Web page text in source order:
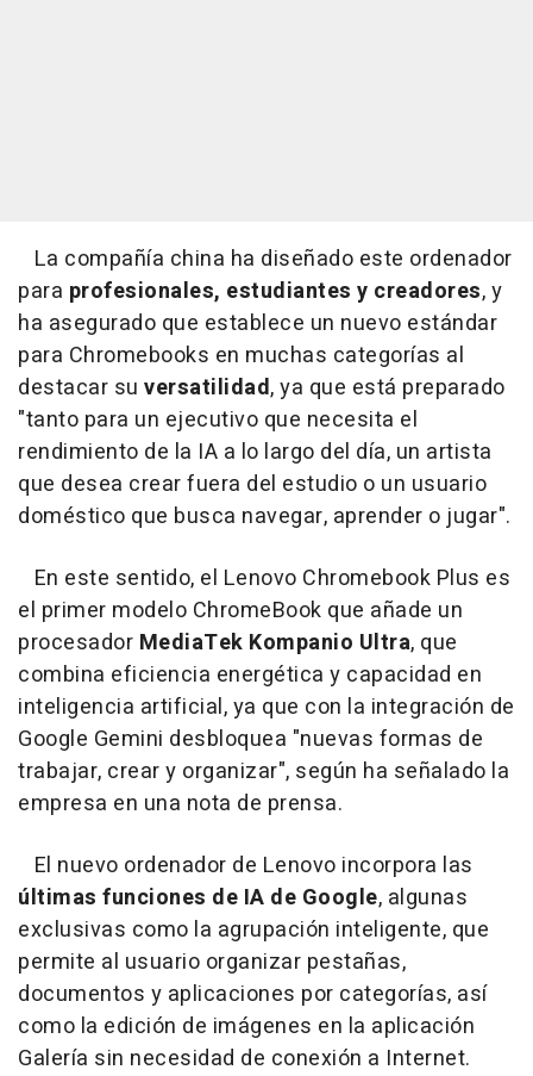
La compañía china ha diseñado este ordenador
para profesionales, estudiantes y creadores, y
ha asegurado que establece un nuevo estándar
para Chromebooks en muchas categorías al
destacar su versatilidad, ya que está preparado
"tanto para un ejecutivo que necesita el
rendimiento de la IA a lo largo del día, un artista
que desea crear fuera del estudio o un usuario
doméstico que busca navegar, aprender o jugar".
En este sentido, el Lenovo Chromebook Plus es
el primer modelo ChromeBook que añade un
procesador MediaTek Kompanio Ultra, que
combina eficiencia energética y capacidad en
inteligencia artificial, ya que con la integración de
Google Gemini desbloquea "nuevas formas de
trabajar, crear y organizar", según ha señalado la
empresa en una nota de prensa.
El nuevo ordenador de Lenovo incorpora las
últimas funciones de IA de Google, algunas
exclusivas como la agrupación inteligente, que
permite al usuario organizar pestañas,
documentos y aplicaciones por categorías, así
como la edición de imágenes en la aplicación
Galería sin necesidad de conexión a Internet.